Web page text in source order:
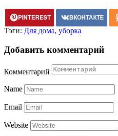
PINTEREST ВКОНТАКТЕ
Тэги: Для дома, уборка
Добавить комментарий
Комментарий
Name
Email
Website